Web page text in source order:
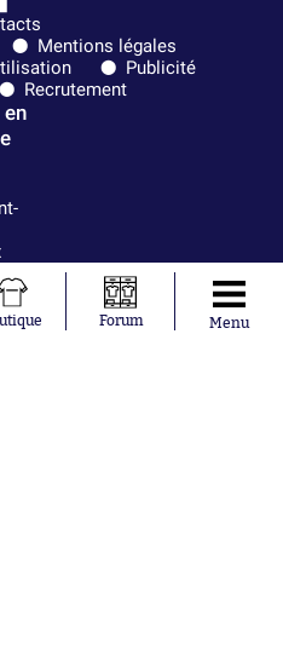
Mentions légales
Publicité
Recrutement
en
Forum Menu